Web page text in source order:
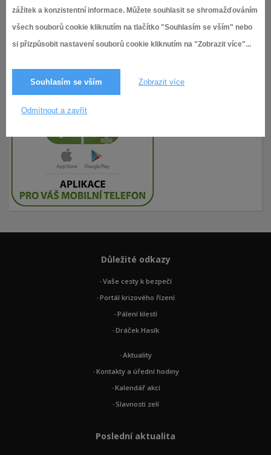
zážitek a konzistentní informace. Můžete souhlasit se shromažďováním
všech souborů cookie kliknutím na tlačítko "Souhlasím se vším" nebo
si přizpůsobit nastavení souborů cookie kliknutím na "Zobrazit více"...
Souhlasím se vším Zobrazit více
Odmítnout a zavřít
Důležité odkazy
Vaše cesty k bezpečí
Portál krizového řízení
Pálení klestí
Dráček Hasík
Aktuality
Kontakty a úřední hodiny
Kalendář akcí
Slavnosti zelí
Poslední aktualita